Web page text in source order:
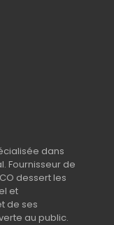
dans
Fournisseur de
dessert les
et
de ses
au public.